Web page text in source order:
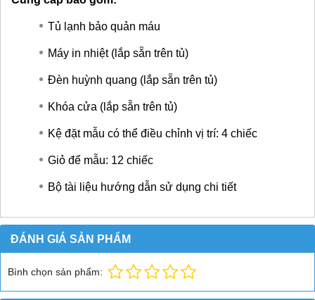
Tủ lạnh bảo quản máu
Máy in nhiệt (lắp sẵn trên tủ)
Đèn huỳnh quang (lắp sẵn trên tủ)
Khóa cửa (lắp sẵn trên tủ)
Kệ đặt mẫu có thể điều chỉnh vị trí: 4 chiếc
Giỏ để mẫu: 12 chiếc
Bộ tài liệu hướng dẫn sử dụng chi tiết
ĐÁNH GIÁ SẢN PHẨM
Bình chọn sản phẩm: